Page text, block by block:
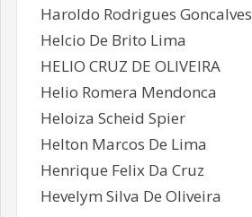
Haroldo Rodrigues Goncalves
Helcio De Brito Lima
HELIO CRUZ DE OLIVEIRA
Helio Romera Mendonca
Heloiza Scheid Spier
Helton Marcos De Lima
Henrique Felix Da Cruz
Hevelym Silva De Oliveira